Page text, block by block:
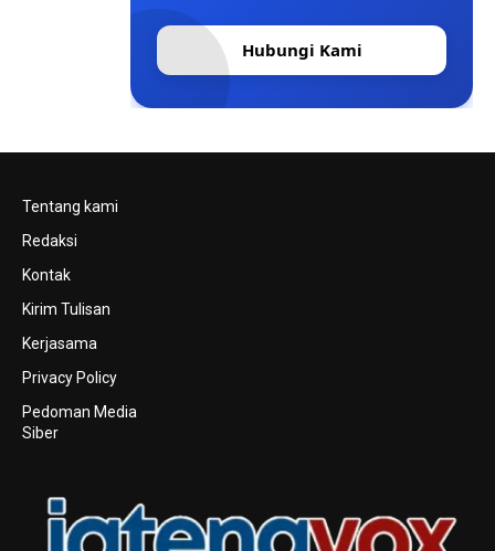
Hubungi Kami
Tentang kami
Redaksi
Kontak
Kirim Tulisan
Kerjasama
Privacy Policy
Pedoman Media
Siber